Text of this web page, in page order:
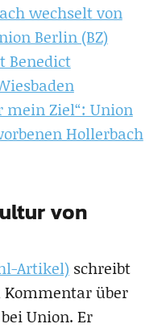
wechselt von
Berlin (BZ)
Benedict
mein Ziel“: Union
Hollerbach
von
Artikel) schreibt
über
Union. Er